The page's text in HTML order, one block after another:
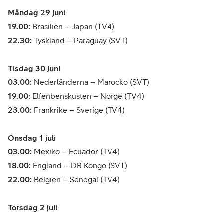
Måndag 29 juni
19.00: Brasilien – Japan (TV4)
22.30: Tyskland – Paraguay (SVT)
Tisdag 30 juni
03.00: Nederländerna – Marocko (SVT)
19.00: Elfenbenskusten – Norge (TV4)
23.00: Frankrike – Sverige (TV4)
Onsdag 1 juli
03.00: Mexiko – Ecuador (TV4)
18.00: England – DR Kongo (SVT)
22.00: Belgien – Senegal (TV4)
Torsdag 2 juli